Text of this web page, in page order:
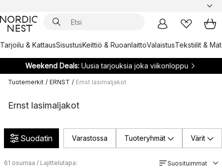
Tarjoilu & KattausSisustusKeittiö & RuoanlaittoValaistusTekstiilit &
Weekend Deals:Uusia tarjouksia joka viikonloppu
Tuotemerkit / ERNST / Ernst lasimaljakot
Ernst lasimaljakot
Suodatin Varastossa Tuoteryhmät Värit
61 osumaa / Lajittelutapa: Suosituimmat